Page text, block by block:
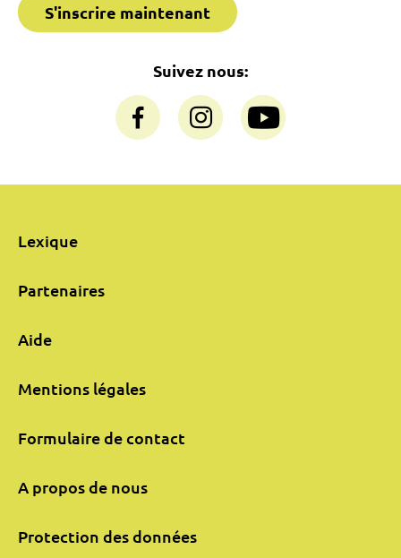
S'inscrire maintenant
Suivez nous:
Lexique
Partenaires
Aide
Mentions légales
Formulaire de contact
A propos de nous
Protection des données